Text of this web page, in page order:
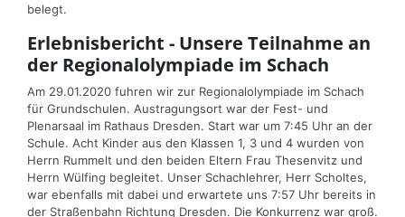
belegt.
Erlebnisbericht - Unsere Teilnahme an
der Regionalolympiade im Schach
Am 29.01.2020 fuhren wir zur Regionalolympiade im Schach
für Grundschulen. Austragungsort war der Fest- und
Plenarsaal im Rathaus Dresden. Start war um 7:45 Uhr an der
Schule. Acht Kinder aus den Klassen 1, 3 und 4 wurden von
Herrn Rummelt und den beiden Eltern Frau Thesenvitz und
Herrn Wülfing begleitet. Unser Schachlehrer, Herr Scholtes,
war ebenfalls mit dabei und erwartete uns 7:57 Uhr bereits in
der Straßenbahn Richtung Dresden. Die Konkurrenz war groß.